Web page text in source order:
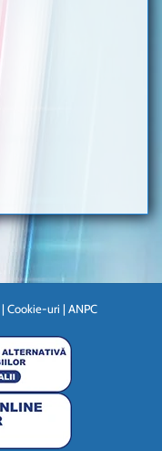
| Cookie-uri | ANPC